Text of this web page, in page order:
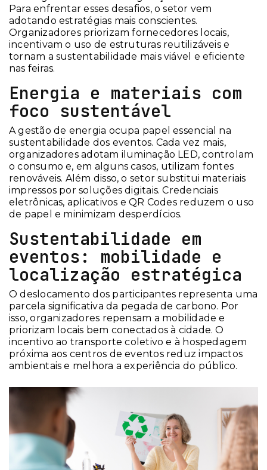
Para enfrentar esses desafios, o setor vem
adotando estratégias mais conscientes.
Organizadores priorizam fornecedores locais,
incentivam o uso de estruturas reutilizáveis e
tornam a sustentabilidade mais viável e eficiente
nas feiras.
Energia e materiais com
foco sustentável
A gestão de energia ocupa papel essencial na
sustentabilidade dos eventos. Cada vez mais,
organizadores adotam iluminação LED, controlam
o consumo e, em alguns casos, utilizam fontes
renováveis. Além disso, o setor substitui materiais
impressos por soluções digitais. Credenciais
eletrônicas, aplicativos e QR Codes reduzem o uso
de papel e minimizam desperdícios.
Sustentabilidade em
eventos: mobilidade e
localização estratégica
O deslocamento dos participantes representa uma
parcela significativa da pegada de carbono. Por
isso, organizadores repensam a mobilidade e
priorizam locais bem conectados à cidade. O
incentivo ao transporte coletivo e à hospedagem
próxima aos centros de eventos reduz impactos
ambientais e melhora a experiência do público.